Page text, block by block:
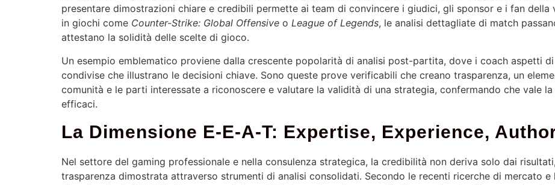
presentare dimostrazioni chiare e credibili permette ai team di convincere i giudici, gli sponsor e i fan
in giochi come Counter-Strike: Global Offensive o League of Legends, le analisi dettagliate di match
attestano la solidità delle scelte di gioco.
Un esempio emblematico proviene dalla crescente popolarità di analisi post-partita, dove i coach aspetti
condivise che illustrano le decisioni chiave. Sono queste prove verificabili che creano trasparenza, un
comunità e le parti interessate a riconoscere e valutare la validità di una strategia, confermando che vale
efficaci.
La Dimensione E-E-A-T: Expertise, Experience,
Nel settore del gaming professionale e nella consulenza strategica, la credibilità non deriva solo dai
trasparenza dimostrata attraverso strumenti di analisi consolidati. Secondo le recenti ricerche di mercato